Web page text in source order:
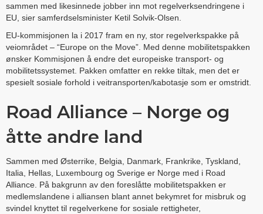
sammen med likesinnede jobber inn mot regelverksendringene i
EU, sier samferdselsminister Ketil Solvik-Olsen.
EU-kommisjonen la i 2017 fram en ny, stor regelverkspakke på
veiområdet – “Europe on the Move”. Med denne mobilitetspakken
ønsker Kommisjonen å endre det europeiske transport- og
mobilitetssystemet. Pakken omfatter en rekke tiltak, men det er
spesielt sosiale forhold i veitransporten/kabotasje som er omstridt.
Road Alliance – Norge og
åtte andre land
Sammen med Østerrike, Belgia, Danmark, Frankrike, Tyskland,
Italia, Hellas, Luxembourg og Sverige er Norge med i Road
Alliance. På bakgrunn av den foreslåtte mobilitetspakken er
medlemslandene i alliansen blant annet bekymret for misbruk og
svindel knyttet til regelverkene for sosiale rettigheter,